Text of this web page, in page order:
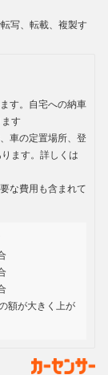
写、転載、複製す
す。自宅への納車
す
車の定置場所、登
ます。詳しくは
な費用も含まれて
額が大きく上が